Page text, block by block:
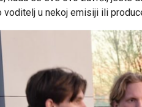
voditelj u nekoj emisiji ili